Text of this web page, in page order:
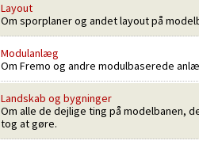
Layout
Om sporplaner og andet layout på
Modulanlæg
Om Fremo og andre modulbaserede
Landskab og bygninger
Om alle de dejlige ting på modelbanen,
tog at gøre.